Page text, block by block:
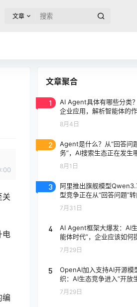
文章
关
电
编
文章聚合
1
AI Agent具体有哪些分类
企业应用，解析智能体的
8月4日
2
Agent是什么？从“回答问
务”，AI搜索生态正在发生
8月1日
3
阿里推出旗舰模型
型竞争正在从“回答问题”
务”
7月31日
4
AI Agent框架大爆发：AI
能体时代”，企业应该如何
7月29日
5
OpenAI加入支持AI开源模
织：AI生态竞争进入“开放
企业应该如何应对？
7月29日